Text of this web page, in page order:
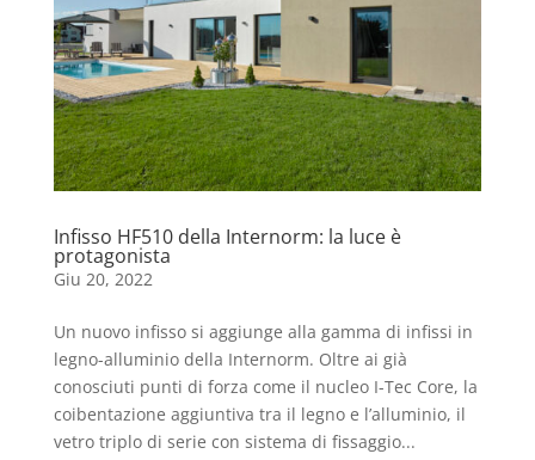
Infisso HF510 della Internorm: la luce è
protagonista
Giu 20, 2022
Un nuovo infisso si aggiunge alla gamma di infissi in
legno-alluminio della Internorm. Oltre ai già
conosciuti punti di forza come il nucleo I-Tec Core, la
coibentazione aggiuntiva tra il legno e l’alluminio, il
vetro triplo di serie con sistema di fissaggio...